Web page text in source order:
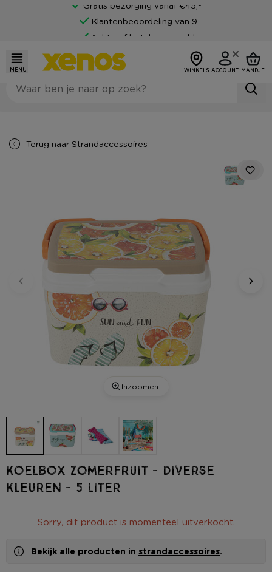
Gratis bezorging vanaf €45,-*
Klantenbeoordeling van 9
Achteraf betalen mogelijk
MENU WINKELS ACCOUNT MANDJE
Terug naar Strandaccessoires
Inzoomen
Koelbox zomerfruit - diverse
kleuren - 5 liter
Sorry, dit product is momenteel uitverkocht.
Bekijk alle producten in strandaccessoires.